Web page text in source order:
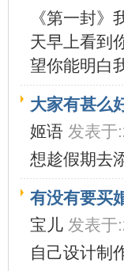
《第一封
天早上看
望你能明白
大家有甚么
姬语 发表于
想趁假期去
有没有要买
宝儿 发表于
自己设计制